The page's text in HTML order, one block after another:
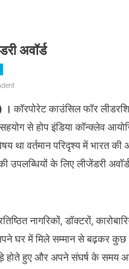
अवॉर्ड
। कॉरपोरेट काउंसिल फॉर
सहयोग से होप इंडिया कॉन्क्लेव
था वर्तमान परिदृश्य में भारत
उपलब्धियों के लिए लीजेंडरी
नागरिकों, डॉक्टरों,
अपने घर में मिले सम्मान से बढ़कर
होते हुए और अपने संघर्ष के समय